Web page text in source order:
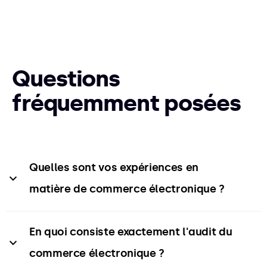
Questions
fréquemment posées
Quelles sont vos expériences en
matière de commerce électronique ?
électronique depuis plus de dix ans. Travailler
en interne pour des entreprises internationales
En quoi consiste exactement l'audit du
commerce électronique ?